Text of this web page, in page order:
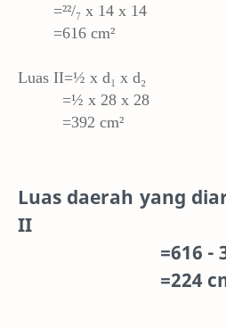
=²²/₇ x 14 x 14
=616 cm²
Luas II=½ x d₁ x d₂
=½ x 28 x 28
=392 cm²
Luas daerah yang
II
=616 -
=224